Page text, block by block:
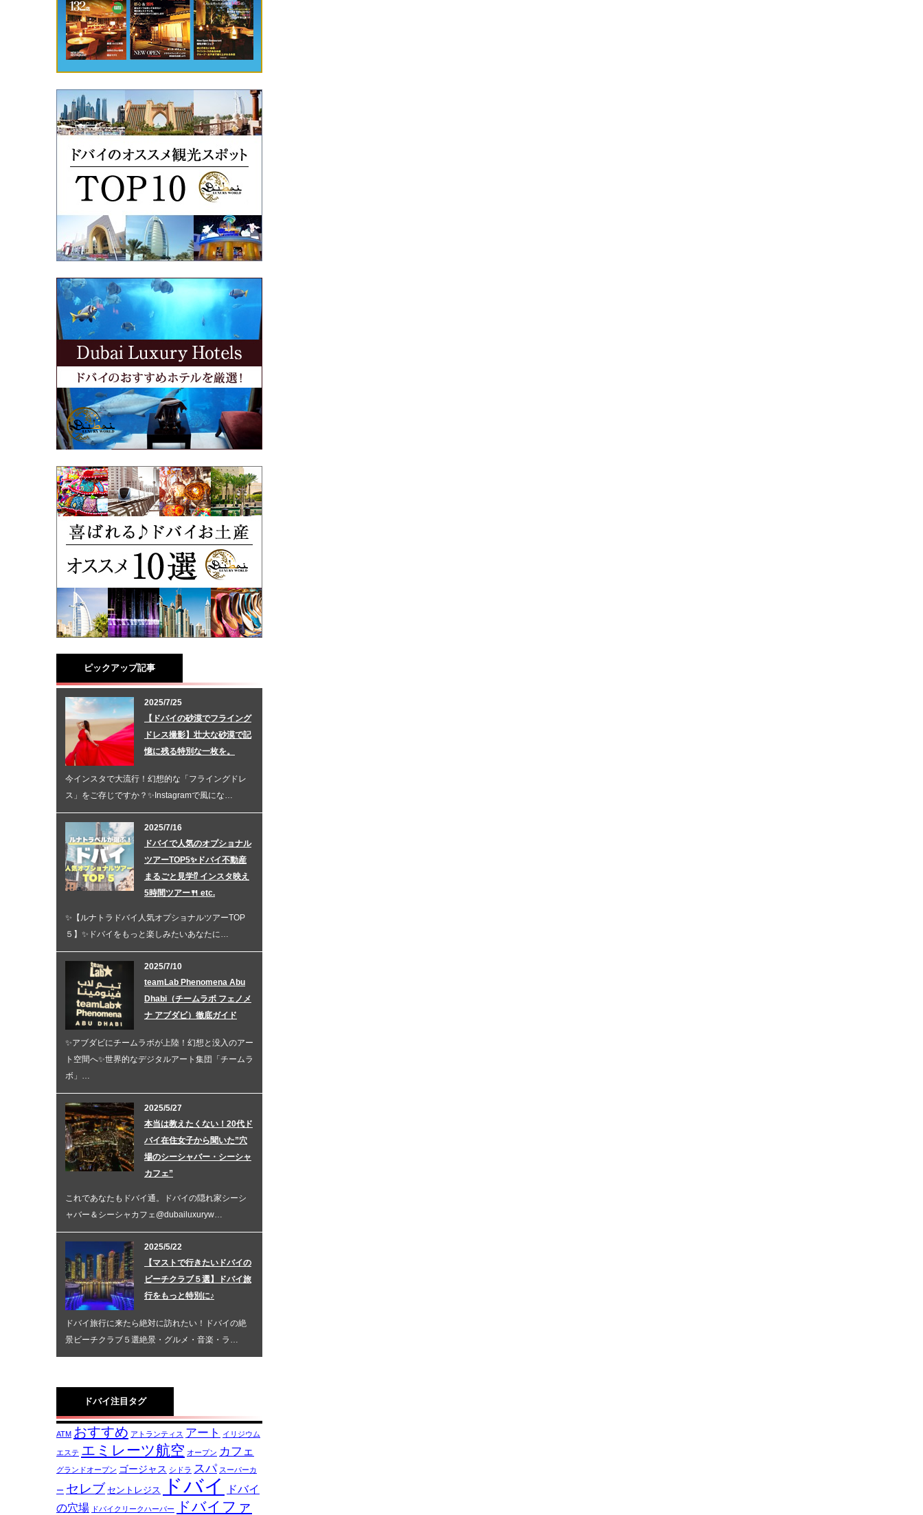
ピックアップ記事
2025/7/25
【ドバイの砂漠でフライング
ドレス撮影】壮大な砂漠で記
憶に残る特別な一枚を。
今インスタで大流行！幻想的な「フライングドレ
ス」をご存じですか？✨Instagramで風にな…
2025/7/16
ドバイで人気のオプショナル
ツアーTOP5✨ドバイ不動産
まるごと見学⁉ インスタ映え
5時間ツアー🍴 etc.
✨【ルナトラドバイ人気オプショナルツアーTOP
５】✨ドバイをもっと楽しみたいあなたに…
2025/7/10
teamLab Phenomena Abu
Dhabi（チームラボ フェノメ
ナ アブダビ）徹底ガイド
✨アブダビにチームラボが上陸！幻想と没入のアー
ト空間へ✨世界的なデジタルアート集団「チームラ
ボ」…
2025/5/27
本当は教えたくない！20代ド
バイ在住女子から聞いた”穴
場のシーシャバー・シーシャ
カフェ”
これであなたもドバイ通。ドバイの隠れ家シーシ
ャバー＆シーシャカフェ@dubailuxuryw…
2025/5/22
【マストで行きたいドバイの
ビーチクラブ５選】ドバイ旅
行をもっと特別に♪
ドバイ旅行に来たら絶対に訪れたい！ドバイの絶
景ビーチクラブ５選絶景・グルメ・音楽・ラ…
ドバイ注目タグ
ATM おすすめ アトランティス アート イリジウム
エステ エミレーツ航空 オープン カフェ
グランドオープン ゴージャス シドラ スパ スーパーカ
ー セレブ セントレジス ドバイ
ドバイ
の穴場 ドバイクリークハーバー ドバイファ